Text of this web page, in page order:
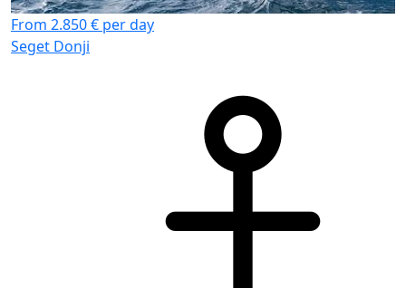
From 2.850 € per day
Seget Donji